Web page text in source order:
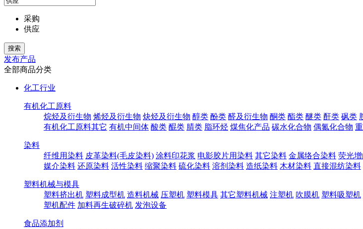
采购
供应
发布产品
全部商品分类
化工行业
有机化工原料
烷烃及衍生物 烯烃及衍生物 炔烃及衍生物 醇类 酚类 醛及衍生物 酮类 酯类 醚类 酐类 砜类
有机化工原料其它 有机中间体 酸类 醌类 腈类 脂环烃 煤焦化产品 碳水化合物 偶氮化合物
染料
纤维用染料 皮革染料(毛皮染料) 涂料印花浆 电影胶片用染料 其它染料 金属络合染料 荧光增
媒介染料 还原染料 活性染料 缩聚染料 硫化染料 溶剂染料 造纸染料 木材染料 直接混纺染料
塑料机械与模具
塑料挤出机 塑料成型机 造料机械 压塑机 塑料模具 其它塑料机械 注塑机 吹膜机 塑料吸塑机
塑机配件 加料再生破碎机 发泡设备
食品添加剂